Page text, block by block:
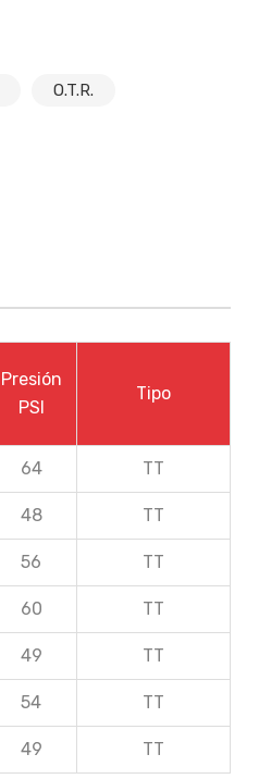
O.T.R.
Presión
PSI
Tipo
64 TT
48 TT
56 TT
60 TT
49 TT
54 TT
49
TT